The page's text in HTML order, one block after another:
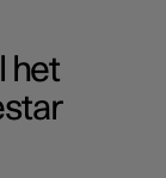
het